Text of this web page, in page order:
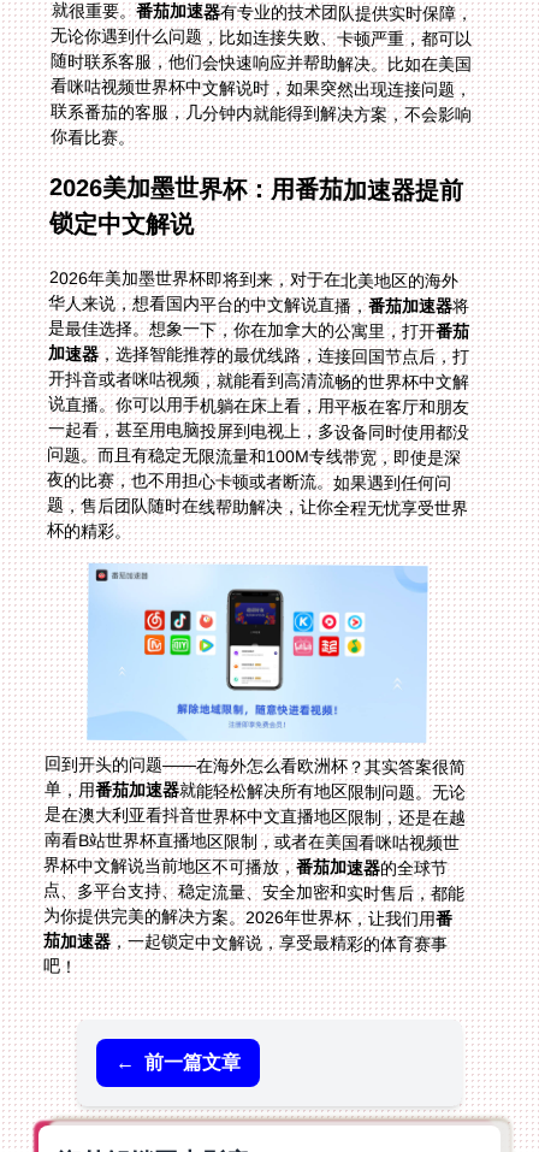
就很重要。番茄加速器有专业的技术团队提供实时保障，
无论你遇到什么问题，比如连接失败、卡顿严重，都可以
随时联系客服，他们会快速响应并帮助解决。比如在美国
看咪咕视频世界杯中文解说时，如果突然出现连接问题，
联系番茄的客服，几分钟内就能得到解决方案，不会影响
你看比赛。
2026美加墨世界杯：用番茄加速器提前
锁定中文解说
2026年美加墨世界杯即将到来，对于在北美地区的海外
华人来说，想看国内平台的中文解说直播，番茄加速器将
是最佳选择。想象一下，你在加拿大的公寓里，打开番茄
加速器，选择智能推荐的最优线路，连接回国节点后，打
开抖音或者咪咕视频，就能看到高清流畅的世界杯中文解
说直播。你可以用手机躺在床上看，用平板在客厅和朋友
一起看，甚至用电脑投屏到电视上，多设备同时使用都没
问题。而且有稳定无限流量和100M专线带宽，即使是深
夜的比赛，也不用担心卡顿或者断流。如果遇到任何问
题，售后团队随时在线帮助解决，让你全程无忧享受世界
杯的精彩。
回到开头的问题——在海外怎么看欧洲杯？其实答案很简
单，用番茄加速器就能轻松解决所有地区限制问题。无论
是在澳大利亚看抖音世界杯中文直播地区限制，还是在越
南看B站世界杯直播地区限制，或者在美国看咪咕视频世
界杯中文解说当前地区不可播放，番茄加速器的全球节
点、多平台支持、稳定流量、安全加密和实时售后，都能
为你提供完美的解决方案。2026年世界杯，让我们用番
茄加速器，一起锁定中文解说，享受最精彩的体育赛事
吧！
← 前一篇文章